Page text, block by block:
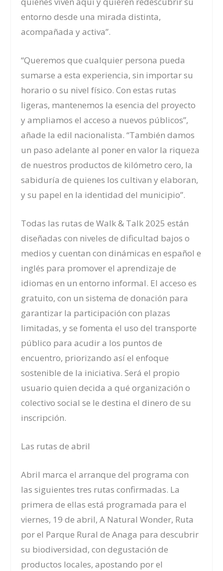
entorno desde una mirada distinta,
acompañada y activa”.
“Queremos que cualquier persona pueda
sumarse a esta experiencia, sin importar su
horario o su nivel físico. Con estas rutas
ligeras, mantenemos la esencia del proyecto
y ampliamos el acceso a nuevos públicos”,
añade la edil nacionalista. “También damos
un paso adelante al poner en valor la riqueza
de nuestros productos de kilómetro cero, la
sabiduría de quienes los cultivan y elaboran,
y su papel en la identidad del municipio”.
Todas las rutas de Walk & Talk 2025 están
diseñadas con niveles de dificultad bajos o
medios y cuentan con dinámicas en español e
inglés para promover el aprendizaje de
idiomas en un entorno informal. El acceso es
gratuito, con un sistema de donación para
garantizar la participación con plazas
limitadas, y se fomenta el uso del transporte
público para acudir a los puntos de
encuentro, priorizando así el enfoque
sostenible de la iniciativa. Será el propio
usuario quien decida a qué organización o
colectivo social se le destina el dinero de su
inscripción.
Las rutas de abril
Abril marca el arranque del programa con
las siguientes tres rutas confirmadas. La
primera de ellas está programada para el
viernes, 19 de abril, A Natural Wonder, Ruta
por el Parque Rural de Anaga para descubrir
su biodiversidad, con degustación de
productos locales, apostando por el